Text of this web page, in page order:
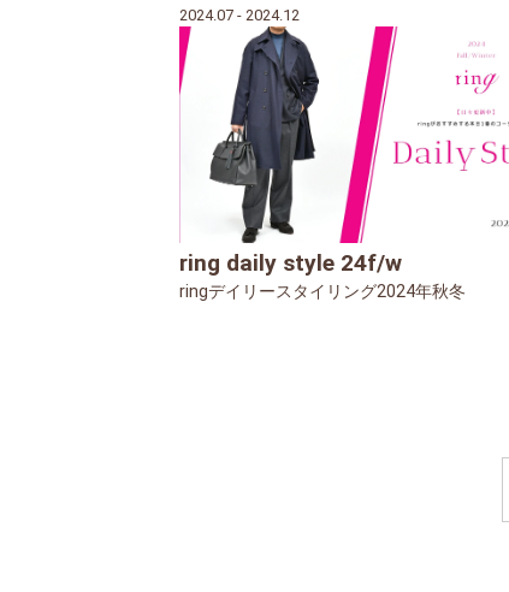
2024.07 - 2024.12
ring daily style 24f/w
ringデイリースタイリング2024年秋冬